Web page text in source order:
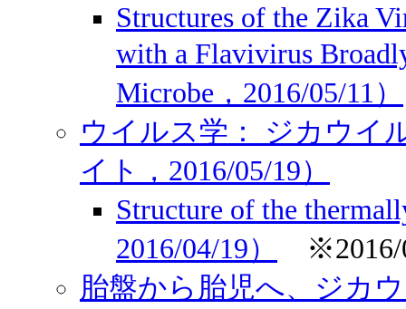
Structures of the Zika
with a Flavivirus
Microbe，2016/05/11）
ウイルス学： ジカウイ
イト，2016/05/19）
Structure of the
2016/04/19）
※2016/
胎盤から胎児へ、ジカ